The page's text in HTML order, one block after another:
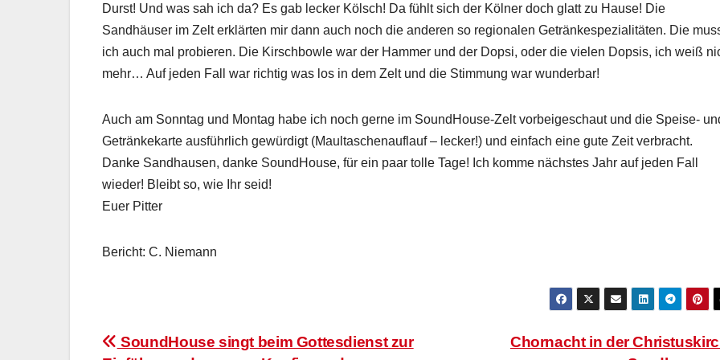
Durst! Und was sah ich da? Es gab lecker Kölsch! Da fühlt sich der Kölner doch glatt zu Hause! Die
Sandhäuser im Zelt erklärten mir dann auch noch die anderen so regionalen Getränkespezialitäten. Die
ich auch mal probieren. Die Kirschbowle war der Hammer und der Dopsi, oder die vielen Dopsis, ich weiß
mehr… Auf jeden Fall war richtig was los in dem Zelt und die Stimmung war wunderbar!
Auch am Sonntag und Montag habe ich noch gerne im SoundHouse-Zelt vorbeigeschaut und die Speise-
Getränkekarte ausführlich gewürdigt (Maultaschenauflauf – lecker!) und einfach eine gute Zeit verbracht.
Danke Sandhausen, danke SoundHouse, für ein paar tolle Tage! Ich komme nächstes Jahr auf jeden Fall
wieder! Bleibt so, wie Ihr seid!
Euer Pitter
Bericht: C. Niemann
Beitragsnavigation
Chornacht in der
SoundHouse singt beim Gottesdienst zur